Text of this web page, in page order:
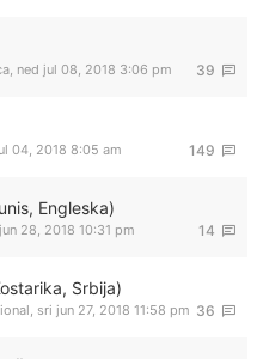
39
, ned jul 08, 2018 3:06 pm
149
04, 2018 8:05 am
Engleska)
14
28, 2018 10:31 pm
Srbija)
36
, sri jun 27, 2018 11:58 pm